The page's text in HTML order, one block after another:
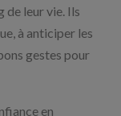
de leur vie. Ils
à anticiper les
gestes pour
en